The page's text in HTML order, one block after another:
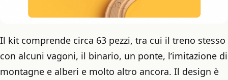
Il kit comprende circa 63 pezzi, tra cui il treno stesso
con alcuni vagoni, il binario, un ponte, l’imitazione di
montagne e alberi e molto altro ancora. Il design è